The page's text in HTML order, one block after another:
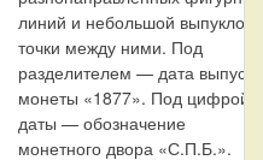
линий и небольшой выпуклой
точки между ними. Под
разделителем — дата выпуска
монеты «1877». Под цифрой
даты — обозначение
монетного двора «С.П.Б.».